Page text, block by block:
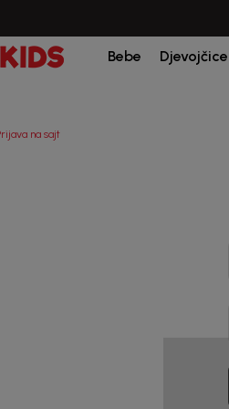
Bebe Djevojčice
na sajt